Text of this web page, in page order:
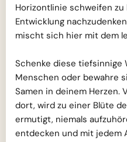
Horizontlinie schweifen
Entwicklung
mischt sich hier mit dem
Schenke diese tiefsinnige
Menschen oder bewahre
Samen in deinem
dort, wird zu einer Blüte
ermutigt, niemals
entdecken und mit jedem